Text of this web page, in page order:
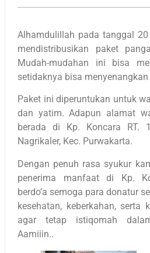
Alhamdulillah pada tanggal
mendistribusikan paket
Mudah-mudahan ini bisa
setidaknya bisa
Paket ini diperuntukan untuk
dan yatim. Adapun alamat
berada di Kp. Koncara RT.
Nagrikaler, Kec. Purwakarta.
Dengan penuh rasa syukur
penerima manfaat di Kp.
berdo’a semoga para donatur
kesehatan, keberkahan, serta
agar tetap istiqomah
Aamiiin..